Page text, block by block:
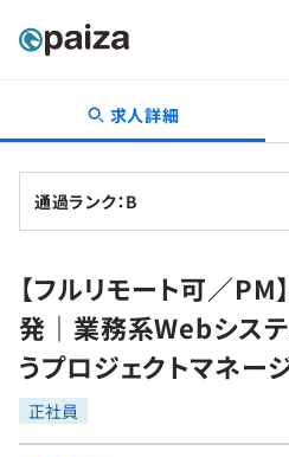
転職・キャリア
転職成功ガイド
転職エージェント
インタビュー
転職成功ガイド
新卒就活
求人検索
本選考
インターン
学習
問題集
スキルチェック
プログラミング言語
ゲーム・マンガ
求人詳細
通過ランク：B
【フルリモート可／PM
発｜業務系Webシス
うプロジェクトマネー
正社員